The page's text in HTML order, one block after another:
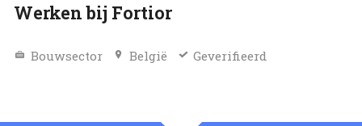
Werken bij Fortior
Bouwsector België Geverifieerd